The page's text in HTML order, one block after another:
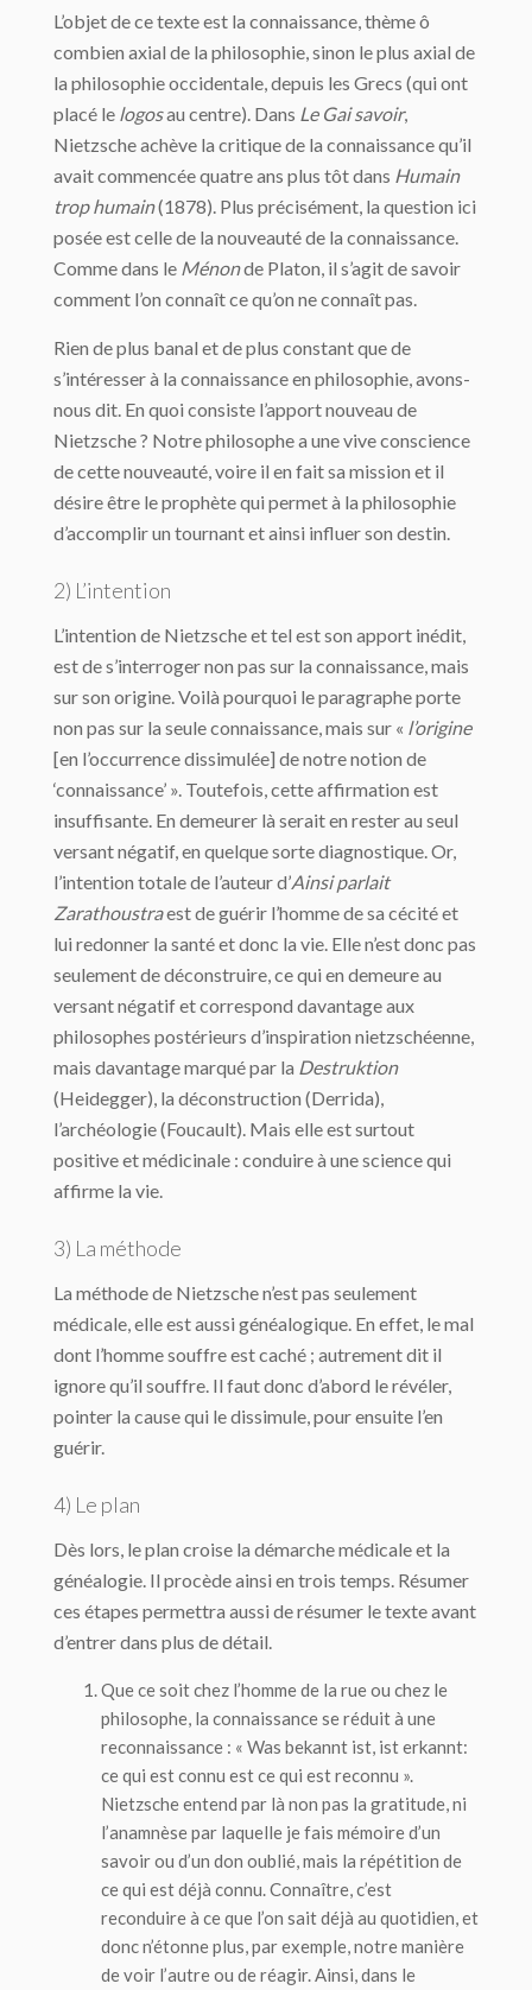
L’objet de ce texte est la connaissance, thème ô
combien axial de la philosophie, sinon le plus axial de
la philosophie occidentale, depuis les Grecs (qui ont
placé le logosau centre). Dans Le Gai savoir,
Nietzsche achève la critique de la connaissance qu’il
avait commencée quatre ans plus tôt dans Humain
trop humain(1878). Plus précisément, la question ici
posée est celle de la nouveauté de la connaissance.
Comme dans le Ménonde Platon, il s’agit de savoir
comment l’on connaît ce qu’on ne connaît pas.
Rien de plus banal et de plus constant que de
s’intéresser à la connaissance en philosophie, avons-
nous dit. En quoi consiste l’apport nouveau de
Nietzsche ? Notre philosophe a une vive conscience
de cette nouveauté, voire il en fait sa mission et il
désire être le prophète qui permet à la philosophie
d’accomplir un tournant et ainsi influer son destin.
2) L’intention
L’intention de Nietzsche et tel est son apport inédit,
est de s’interroger non pas sur la connaissance, mais
sur son origine. Voilà pourquoi le paragraphe porte
non pas sur la seule connaissance, mais sur « l’origine
[en l’occurrence dissimulée] de notre notion de
‘connaissance’ ». Toutefois, cette affirmation est
insuffisante. En demeurer là serait en rester au seul
versant négatif, en quelque sorte diagnostique. Or,
l’intention totale de l’auteur d’Ainsi parlait
Zarathoustraest de guérir l’homme de sa cécité et
lui redonner la santé et donc la vie. Elle n’est donc pas
seulement de déconstruire, ce qui en demeure au
versant négatif et correspond davantage aux
philosophes postérieurs d’inspiration nietzschéenne,
mais davantage marqué par la Destruktion
(Heidegger), la déconstruction (Derrida),
l’archéologie (Foucault). Mais elle est surtout
positive et médicinale : conduire à une science qui
affirme la vie.
3) La méthode
La méthode de Nietzsche n’est pas seulement
médicale, elle est aussi généalogique. En effet, le mal
dont l’homme souffre est caché ; autrement dit il
ignore qu’il souffre. Il faut donc d’abord le révéler,
pointer la cause qui le dissimule, pour ensuite l’en
guérir.
4) Le plan
Dès lors, le plan croise la démarche médicale et la
généalogie. Il procède ainsi en trois temps. Résumer
ces étapes permettra aussi de résumer le texte avant
d’entrer dans plus de détail.
Que ce soit chez l’homme de la rue ou chez le
philosophe, la connaissance se réduit à une
reconnaissance : « Was bekannt ist, ist erkannt:
ce qui est connu est ce qui est reconnu ».
Nietzsche entend par là non pas la gratitude, ni
l’anamnèse par laquelle je fais mémoire d’un
savoir ou d’un don oublié, mais la répétition de
ce qui est déjà connu. Connaître, c’est
reconduire à ce que l’on sait déjà au quotidien, et
donc n’étonne plus, par exemple, notre manière
de voir l’autre ou de réagir. Ainsi, dans le